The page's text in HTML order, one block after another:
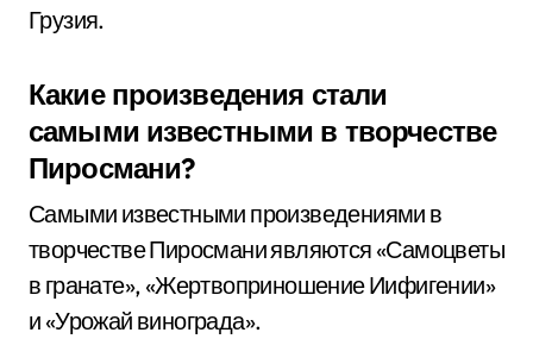
Грузия.
Какие произведения стали
самыми известными в творчестве
Пиросмани?
Самыми известными произведениями в
творчестве Пиросмани являются «Самоцветы
в гранате», «Жертвоприношение Иифигении»
и «Урожай винограда».